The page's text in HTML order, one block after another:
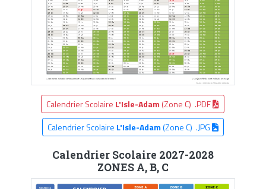
Calendrier Scolaire L'Isle-Adam (Zone C) .PDF
Calendrier Scolaire L'Isle-Adam(Zone C) .JPG
Calendrier Scolaire 2027-2028
ZONES A, B, C